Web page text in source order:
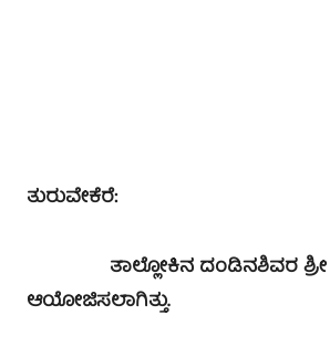
ತುರುವೇಕೆರೆ:
ತಾಲ್ಲೋಕಿನ ದಂಡಿನಶಿವರ ಶ್ರೀ
ಆಯೋಜಿಸಲಾಗಿತ್ತು.